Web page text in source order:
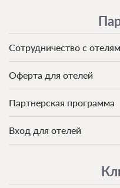
Сотрудничество с
Оферта для отелей
Партнерская программа
Вход для отелей